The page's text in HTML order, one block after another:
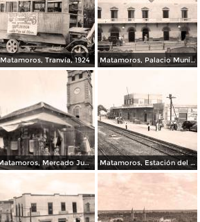
Matamoros, Tranvía, 1924 Matamoros, Palacio Municipal, 1934
Matamoros, Mercado Juárez, 1963 Matamoros, Estación del Ferrocarril, 1947